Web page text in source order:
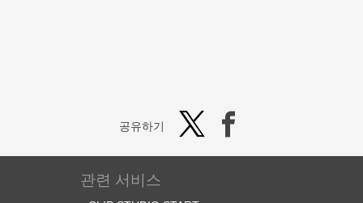
공유하기
관련 서비스